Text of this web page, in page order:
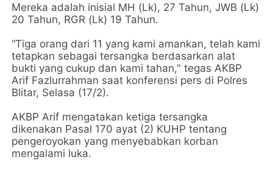
Mereka adalah inisial MH (Lk), 27 Tahun, JWB (Lk)
20 Tahun, RGR (Lk) 19 Tahun.
“Tiga orang dari 11 yang kami amankan, telah kami
tetapkan sebagai tersangka berdasarkan alat
bukti yang cukup dan kami tahan," tegas AKBP
Arif Fazlurrahman saat konferensi pers di Polres
Blitar, Selasa (17/2).
AKBP Arif mengatakan ketiga tersangka
dikenakan Pasal 170 ayat (2) KUHP tentang
pengeroyokan yang menyebabkan korban
mengalami luka.